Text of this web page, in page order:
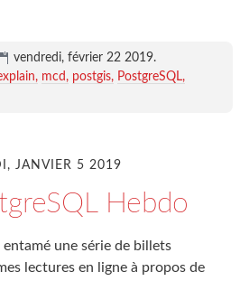
vendredi, février 22 2019.
mcd postgis
PostgreSQL
JANVIER 5 2019
Hebdo
entamé une série de billets
lectures en ligne à propos de